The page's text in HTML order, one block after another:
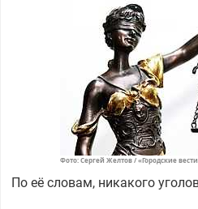
Фото: Сергей Желтов / «Городские
По её словам, никакого